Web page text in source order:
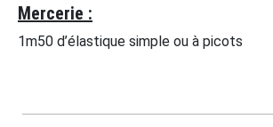
Mercerie :
1m50 d’élastique simple ou à picots